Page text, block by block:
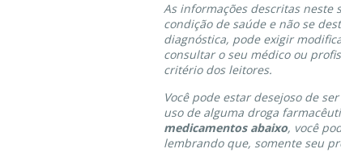
As informações descritas neste
condição de saúde e não se
diagnóstica, pode exigir
consultar o seu médico ou
critério dos leitores.
Você pode estar desejoso de
uso de alguma droga
medicamentos abaixo, você
lembrando que, somente seu